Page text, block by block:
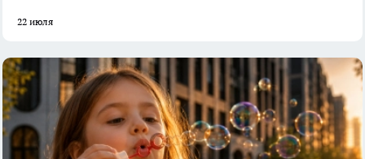
22 июля